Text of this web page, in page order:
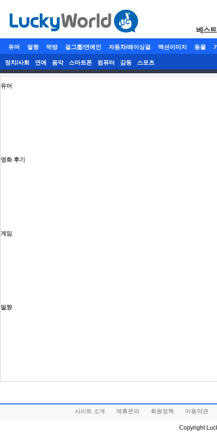
베스
유머 얼짱 먹방 걸그룹/연예인 자동차/레이싱걸 액션이미지 동물
정치/사회 연애 음악 스마트폰 컴퓨터 감동 스포츠
유머
영화 후기
게임
얼짱
사이트 소개 제휴문의 회원정책 이용약관
Copyright